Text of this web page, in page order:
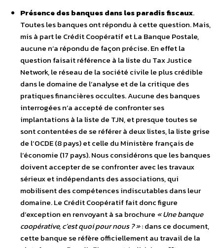
Présence des banques dans les paradis fiscaux.
Toutes les banques ont répondu à cette question. Mais,
mis à part le Crédit Coopératif et La Banque Postale,
aucune n’a répondu de façon précise. En effet la
question faisait référence à la liste du Tax Justice
Network, le réseau de la société civile le plus crédible
dans le domaine de l’analyse et de la critique des
pratiques financières occultes. Aucune des banques
interrogées n’a accepté de confronter ses
implantations à la liste de TJN, et presque toutes se
sont contentées de se référer à deux listes, la liste grise
de l’OCDE (8 pays) et celle du Ministère français de
l’économie (17 pays). Nous considérons que les banques
doivent accepter de se confronter avec les travaux
sérieux et indépendants des associations, qui
mobilisent des compétences indiscutables dans leur
domaine. Le Crédit Coopératif fait donc figure
d’exception en renvoyant à sa brochure « Une banque
coopérative, c’est quoi pour nous ? »: dans ce document,
cette banque se réfère officiellement au travail de la